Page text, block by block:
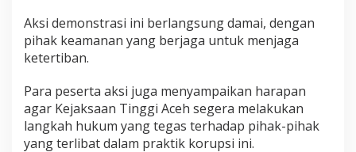
Aksi demonstrasi ini berlangsung damai, dengan
pihak keamanan yang berjaga untuk menjaga
ketertiban.
Para peserta aksi juga menyampaikan harapan
agar Kejaksaan Tinggi Aceh segera melakukan
langkah hukum yang tegas terhadap pihak-pihak
yang terlibat dalam praktik korupsi ini.